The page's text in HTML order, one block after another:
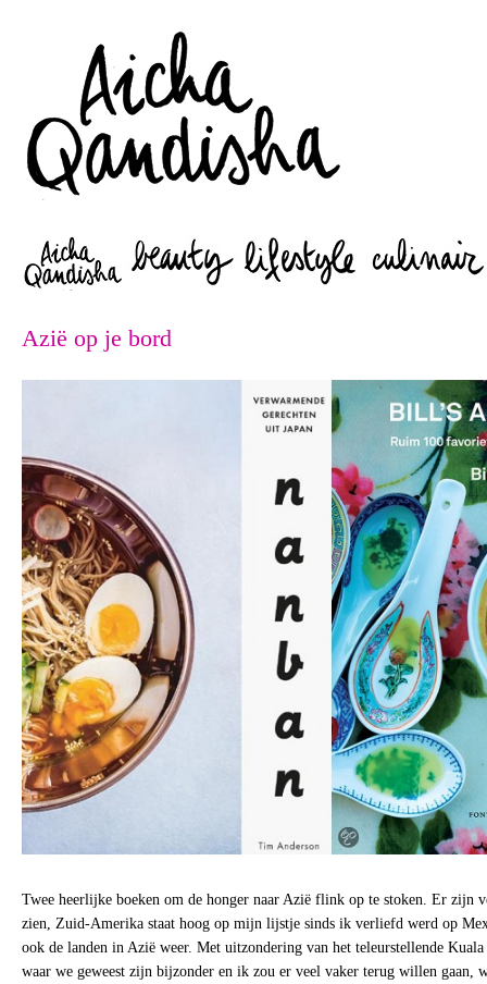
Azië op je bord
Twee heerlijke boeken om de honger naar Azië flink op te stoken. Er zijn
zien, Zuid-Amerika staat hoog op mijn lijstje sinds ik verliefd werd op
ook de landen in Azië weer. Met uitzondering van het teleurstellende
waar we geweest zijn bijzonder en ik zou er veel vaker terug willen gaan,